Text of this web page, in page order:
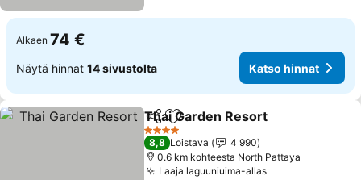
Alkaen 74 €
Näytä hinnat 14 sivustolta Katso hinnat
Jaa Lisää suosikkeihin
Thai Garden Resort
4 Tähtiluokitus
8,8 Loistava
4 990
0.6 km kohteesta North Pattaya
Laaja laguuniuima-allas